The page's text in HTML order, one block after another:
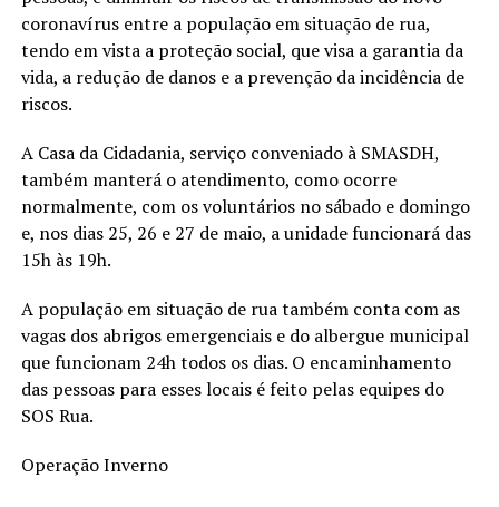
coronavírus entre a população em situação de rua,
tendo em vista a proteção social, que visa a garantia da
vida, a redução de danos e a prevenção da incidência de
riscos.
A Casa da Cidadania, serviço conveniado à SMASDH,
também manterá o atendimento, como ocorre
normalmente, com os voluntários no sábado e domingo
e, nos dias 25, 26 e 27 de maio, a unidade funcionará das
15h às 19h.
A população em situação de rua também conta com as
vagas dos abrigos emergenciais e do albergue municipal
que funcionam 24h todos os dias. O encaminhamento
das pessoas para esses locais é feito pelas equipes do
SOS Rua.
Operação Inverno